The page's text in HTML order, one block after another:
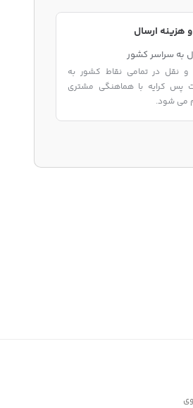
هزینه ارسال
به سراسر کشور
نقل در تمامی نقاط کشور به
پس کرایه با هماهنگی مشتری
می شود.